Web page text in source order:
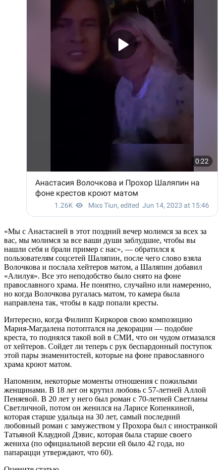
«Мы с Анастасией в этот поздний вечер молимся за всех за
вас, мы молимся за все ваши души заблудшие, чтобы вы
нашли себя и брали пример с нас», — обратился к
пользователям соцсетей Шаляпин, после чего слово взяла
Волочкова и послала хейтеров матом, а Шаляпин добавил
«Алилуя». Все это неподобство было снято на фоне
православного храма. Не понятно, случайно или намеренно,
но когда Волочкова ругалась матом, то камера была
направлена так, чтобы в кадр попали кресты.
Интересно, когда Филипп Киркоров свою композицию
Мария-Магдалена потоптался на декорации — подобие
креста, то поднялся такой вой в СМИ, что он чудом отмазался
от хейтеров. Сойдет ли теперь с рук беспардонный поступок
этой пары знаменитостей, которые на фоне православного
храма кроют матом.
Напомним, некоторые моменты отношения с пожилыми
женщинами. В 18 лет он крутил любовь с 57-летней Аллой
Пеняевой. В 20 лет у него был роман с 70-летней Светланы
Светличной, потом он женился на Ларисе Копенкиной,
которая старше удальца на 30 лет, самый последний
любовный роман с замужеством у Прохора был с иностранкой
Татьяной Клаудиой Дэвис, которая была старше своего
жениха (по официальной версии ей было 42 года, но
папарацци утверждают, что 60).